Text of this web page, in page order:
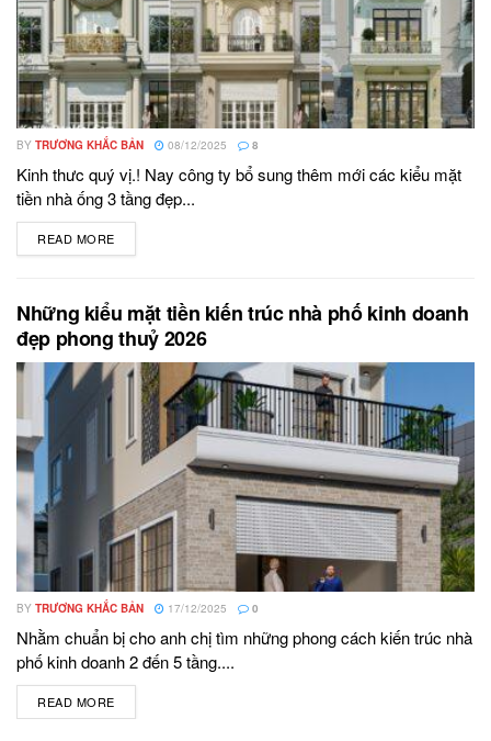
BY TRƯƠNG KHẮC BẢN 08/12/2025 8
Kinh thưc quý vị.! Nay công ty bổ sung thêm mới các kiểu mặt
tiền nhà ống 3 tầng đẹp...
READ MORE
Những kiểu mặt tiền kiến trúc nhà phố kinh doanh
đẹp phong thuỷ 2026
BY TRƯƠNG KHẮC BẢN 17/12/2025 0
Nhằm chuẩn bị cho anh chị tìm những phong cách kiến trúc nhà
phố kinh doanh 2 đến 5 tầng....
READ MORE